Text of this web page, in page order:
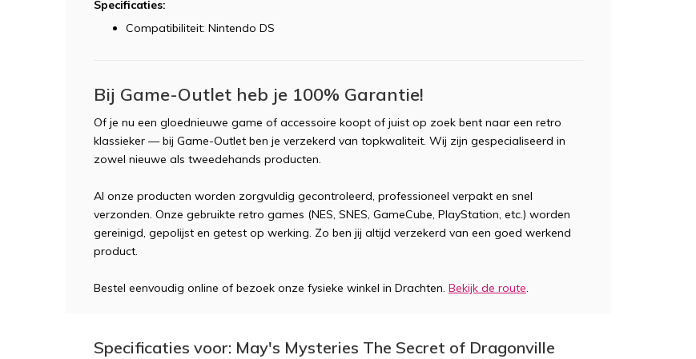
Specificaties:
Compatibiliteit: Nintendo DS
Bij Game-Outlet heb je 100% Garantie!
Of je nu een gloednieuwe game of accessoire koopt of juist op zoek bent naar een retro
klassieker — bij Game-Outlet ben je verzekerd van topkwaliteit. Wij zijn gespecialiseerd in
zowel nieuwe als tweedehands producten.
Al onze producten worden zorgvuldig gecontroleerd, professioneel verpakt en snel
verzonden. Onze gebruikte retro games (NES, SNES, GameCube, PlayStation, etc.) worden
gereinigd, gepolijst en getest op werking. Zo ben jij altijd verzekerd van een goed werkend
product.
Bestel eenvoudig online of bezoek onze fysieke winkel in Drachten. Bekijk de route.
Specificaties voor: May's Mysteries The Secret of Dragonville